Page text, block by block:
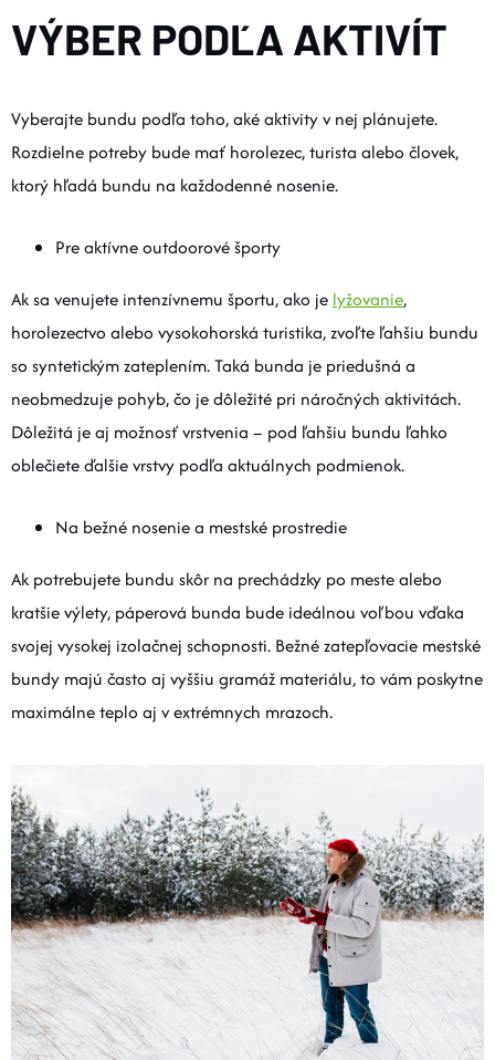
VÝBER PODĽA AKTIVÍT
Vyberajte bundu podľa toho, aké aktivity v nej plánujete.
Rozdielne potreby bude mať horolezec, turista alebo človek,
ktorý hľadá bundu na každodenné nosenie.
Pre aktívne outdoorové športy
Ak sa venujete intenzívnemu športu, ako je lyžovanie,
horolezectvo alebo vysokohorská turistika, zvoľte ľahšiu bundu
so syntetickým zateplením. Taká bunda je priedušná a
neobmedzuje pohyb, čo je dôležité pri náročných aktivitách.
Dôležitá je aj možnosť vrstvenia – pod ľahšiu bundu ľahko
oblečiete ďalšie vrstvy podľa aktuálnych podmienok.
Na bežné nosenie a mestské prostredie
Ak potrebujete bundu skôr na prechádzky po meste alebo
kratšie výlety, páperová bunda bude ideálnou voľbou vďaka
svojej vysokej izolačnej schopnosti. Bežné zatepľovacie mestské
bundy majú často aj vyššiu gramáž materiálu, to vám poskytne
maximálne teplo aj v extrémnych mrazoch.